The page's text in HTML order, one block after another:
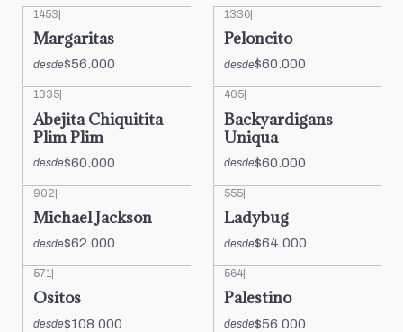
1453
Margaritas
desde$56.000
1336
Peloncito
desde$60.000
1335
Abejita Chiquitita
Plim Plim
desde$60.000
405
Backyardigans
Uniqua
desde$60.000
902|
Michael Jackson
desde$62.000
555|
Ladybug
desde$64.000
571
Ositos
desde$108.000
564
Palestino
desde$56.000